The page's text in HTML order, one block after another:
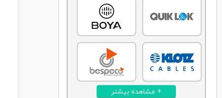
+ مشاهده بیشتر